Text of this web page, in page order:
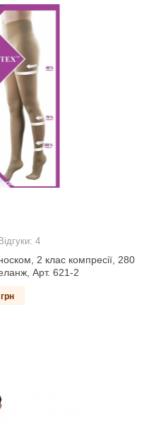
Відгуки: 4
2 клас компресії, 280
Арт. 621-2
грн